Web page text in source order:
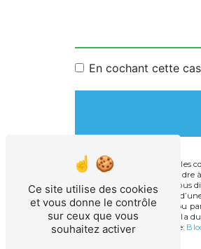
En cochant cette
** Les données personnelles
dans le seul but de répondre
info@technopiscine.fr. Vous
une réclamation auprès
Cugnot, 11100 Narbonne ou
de contact puis pendant la
disponible à cette adresse:
Ce site utilise des cookies
et vous donne le contrôle
sur ceux que vous
souhaitez activer